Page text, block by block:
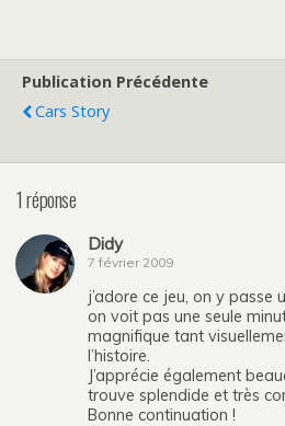
Publication Précédente
Cars Story
1 réponse
Didy
7 février 2009
j’adore ce jeu, on y
on voit pas une seule
magnifique tant
l’histoire.
J’apprécie également
trouve splendide et très
Bonne continuation !